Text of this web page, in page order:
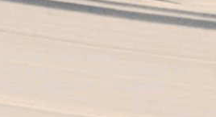
УДИРДАХ